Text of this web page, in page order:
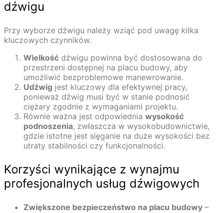
dźwigu
Przy wyborze dźwigu należy wziąć pod uwagę kilka
kluczowych czynników.
Wielkość dźwigu powinna być dostosowana do
przestrzeni dostępnej na placu budowy, aby
umożliwić bezproblemowe manewrowanie.
Udźwig jest kluczowy dla efektywnej pracy,
ponieważ dźwig musi być w stanie podnosić
ciężary zgodnie z wymaganiami projektu.
Równie ważna jest odpowiednia wysokość
podnoszenia, zwłaszcza w wysokobudownictwie,
gdzie istotne jest sięganie na duże wysokości bez
utraty stabilności czy funkcjonalności.
Korzyści wynikające z wynajmu
profesjonalnych usług dźwigowych
Zwiększone bezpieczeństwo na placu budowy –